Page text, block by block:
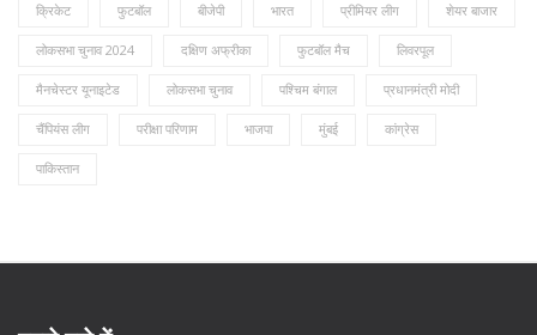
क्रिकेट फुटबॉल बीजेपी भारत प्रीमियर लीग शेयर बाजार
लोकसभा चुनाव 2024 दक्षिण अफ्रीका फुटबॉल मैच लिवरपूल
मैनचेस्टर यूनाइटेड लोकसभा चुनाव पश्चिम बंगाल प्रधानमंत्री मोदी
चैंपियंस लीग परीक्षा परिणाम भाजपा मुंबई कांग्रेस
पाकिस्तान